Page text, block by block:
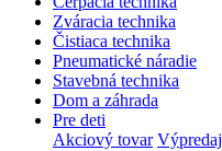
Zváracia technika
Čistiaca technika
Pneumatické náradie
Stavebná technika
Dom a záhrada
Pre deti
Akciový tovar Výpredaj